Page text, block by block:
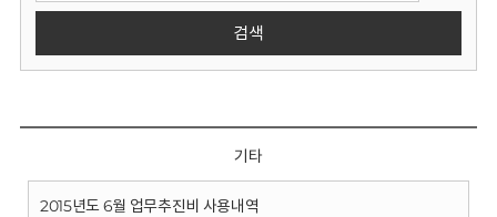
검색
기타
2015년도 6월 업무추진비 사용내역